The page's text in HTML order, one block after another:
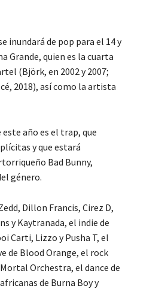
inundará de pop para el 14 y
Grande, quien es la cuarta
(Björk, en 2002 y 2007;
2018), así como la artista
año es el trap, que
y que estará
Bad Bunny,
género.
Dillon Francis, Cirez D,
y Kaytranada, el indie de
Carti, Lizzo y Pusha T, el
de Blood Orange, el rock
Orchestra, el dance de
de Burna Boy y